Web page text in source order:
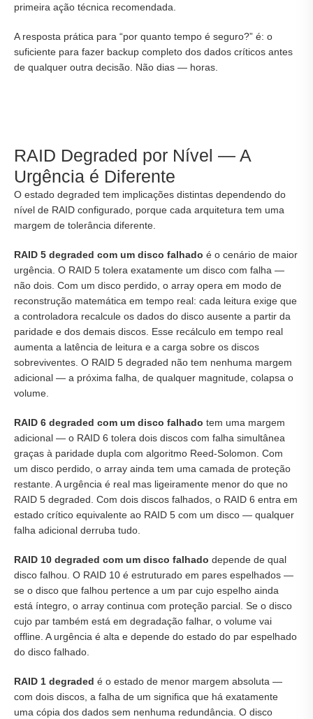
primeira ação técnica recomendada.
A resposta prática para “por quanto tempo é seguro?” é: o
suficiente para fazer backup completo dos dados críticos antes
de qualquer outra decisão. Não dias — horas.
RAID Degraded por Nível — A
Urgência é Diferente
O estado degraded tem implicações distintas dependendo do
nível de RAID configurado, porque cada arquitetura tem uma
margem de tolerância diferente.
RAID 5 degraded com um disco falhado é o cenário de maior
urgência. O RAID 5 tolera exatamente um disco com falha —
não dois. Com um disco perdido, o array opera em modo de
reconstrução matemática em tempo real: cada leitura exige que
a controladora recalcule os dados do disco ausente a partir da
paridade e dos demais discos. Esse recálculo em tempo real
aumenta a latência de leitura e a carga sobre os discos
sobreviventes. O RAID 5 degraded não tem nenhuma margem
adicional — a próxima falha, de qualquer magnitude, colapsa o
volume.
RAID 6 degraded com um disco falhado tem uma margem
adicional — o RAID 6 tolera dois discos com falha simultânea
graças à paridade dupla com algoritmo Reed-Solomon. Com
um disco perdido, o array ainda tem uma camada de proteção
restante. A urgência é real mas ligeiramente menor do que no
RAID 5 degraded. Com dois discos falhados, o RAID 6 entra em
estado crítico equivalente ao RAID 5 com um disco — qualquer
falha adicional derruba tudo.
RAID 10 degraded com um disco falhado depende de qual
disco falhou. O RAID 10 é estruturado em pares espelhados —
se o disco que falhou pertence a um par cujo espelho ainda
está íntegro, o array continua com proteção parcial. Se o disco
cujo par também está em degradação falhar, o volume vai
offline. A urgência é alta e depende do estado do par espelhado
do disco falhado.
RAID 1 degraded é o estado de menor margem absoluta —
com dois discos, a falha de um significa que há exatamente
uma cópia dos dados sem nenhuma redundância. O disco